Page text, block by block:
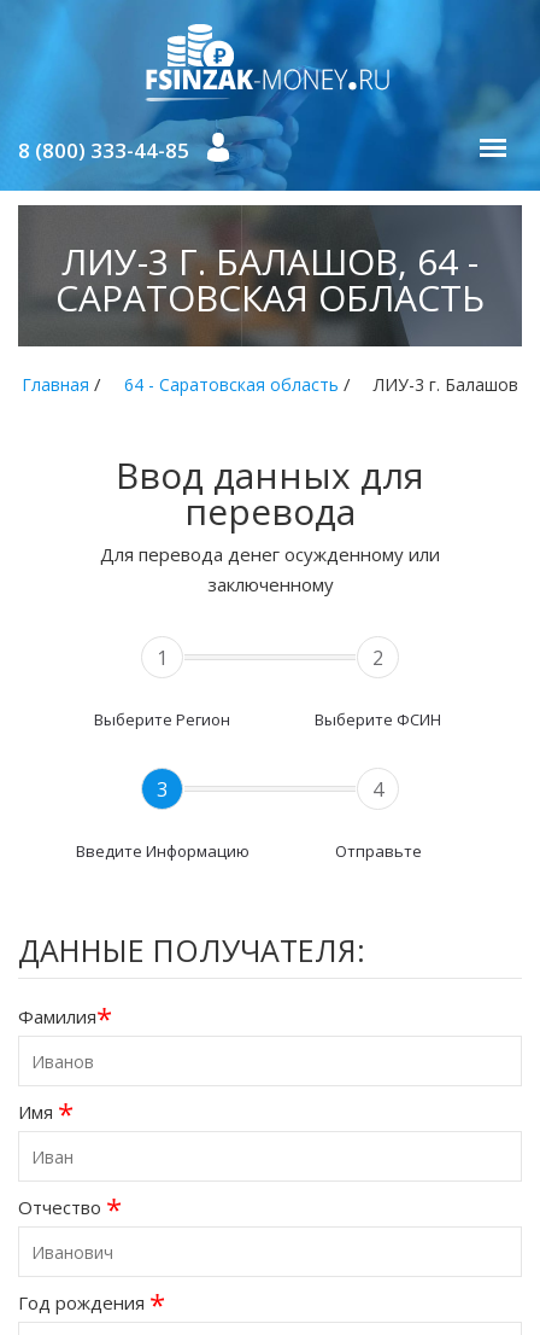
8 (800) 333-44-85
ЛИУ-3 Г. БАЛАШОВ, 64 -
САРАТОВСКАЯ ОБЛАСТЬ
Главная / 64 - Саратовская область / ЛИУ-3 г. Балашов
Ввод данных для
перевода
Для перевода денег осужденному или
заключенному
1
Выберите Регион
2
Выберите ФСИН
3
Введите Информацию
4
Отправьте
ДАННЫЕ ПОЛУЧАТЕЛЯ:
Фамилия*
Имя *
Отчество *
Год рождения *